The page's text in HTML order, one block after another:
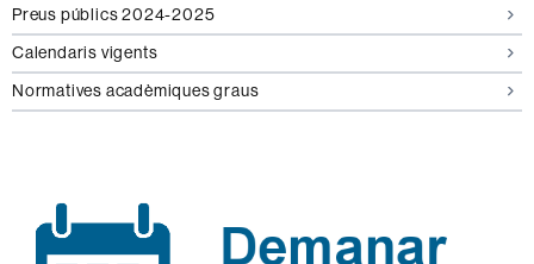
Preus públics 2024-2025
Calendaris vigents
Normatives acadèmiques graus